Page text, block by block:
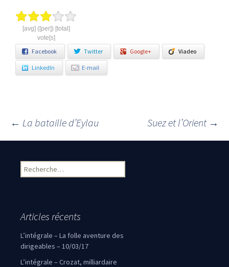
[avg] ([per]) [total]
vote[s]
Facebook Twitter Google+ Viadeo
LinkedIn E-mail
Navigation des articles
← La bataille d’Eylau Suez et l’Orient →
Rechercher :
Articles récents
L’intégrale – La folle aventure des
dirigeables – 10/03/17
L’intégrale – Crozat, milliardaire